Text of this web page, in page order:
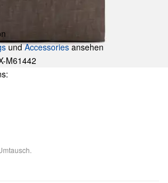
undAccessoriesansehen
M61442